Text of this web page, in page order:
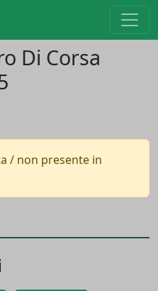
Di Corsa
/ non presente in